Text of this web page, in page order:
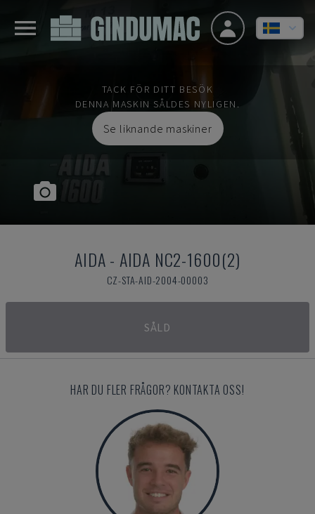
TACK FÖR DITT BESÖK
DENNA MASKIN SÅLDES NYLIGEN.
Se liknande maskiner
AIDA- AIDA NC2-1600(2)
CZ-STA-AID-2004-00003
SÅLD
HAR DU FLER FRÅGOR? KONTAKTA OSS!